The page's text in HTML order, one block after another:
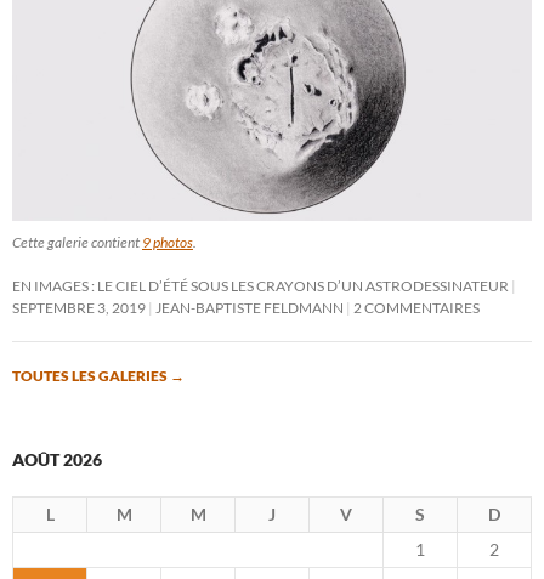
Cette galerie contient 9 photos.
EN IMAGES : LE CIEL D’ÉTÉ SOUS LES CRAYONS D’UN ASTRODESSINATEUR
SEPTEMBRE 3, 2019 JEAN-BAPTISTE FELDMANN 2 COMMENTAIRES
TOUTES LES GALERIES →
AOÛT 2026
L M M J V S
D
1
2